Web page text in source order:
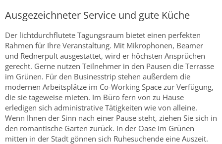
Ausgezeichneter Service und gute Küche
Der lichtdurchflutete Tagungsraum bietet einen perfekten
Rahmen für Ihre Veranstaltung. Mit Mikrophonen, Beamer
und Rednerpult ausgestattet, wird er höchsten Ansprüchen
gerecht. Gerne nutzen Teilnehmer in den Pausen die Terrasse
im Grünen. Für den Businesstrip stehen außerdem die
modernen Arbeitsplätze im Co-Working Space zur Verfügung,
die sie tageweise mieten. Im Büro fern von zu Hause
erledigen sich administrative Tätigkeiten wie von alleine.
Wenn Ihnen der Sinn nach einer Pause steht, ziehen Sie sich in
den romantische Garten zurück. In der Oase im Grünen
mitten in der Stadt gönnen sich Ruhesuchende eine Auszeit.